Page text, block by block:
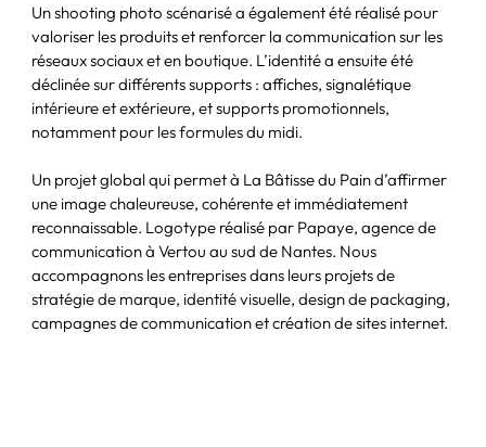
Un shooting photo scénarisé a également été réalisé pour
valoriser les produits et renforcer la communication sur les
réseaux sociaux et en boutique. L’identité a ensuite été
déclinée sur différents supports : affiches, signalétique
intérieure et extérieure, et supports promotionnels,
notamment pour les formules du midi.
Un projet global qui permet à La Bâtisse du Pain d’affirmer
une image chaleureuse, cohérente et immédiatement
reconnaissable. Logotype réalisé par Papaye, agence de
communication à Vertou au sud de Nantes. Nous
accompagnons les entreprises dans leurs projets de
stratégie de marque, identité visuelle, design de packaging,
campagnes de communication et création de sites internet.